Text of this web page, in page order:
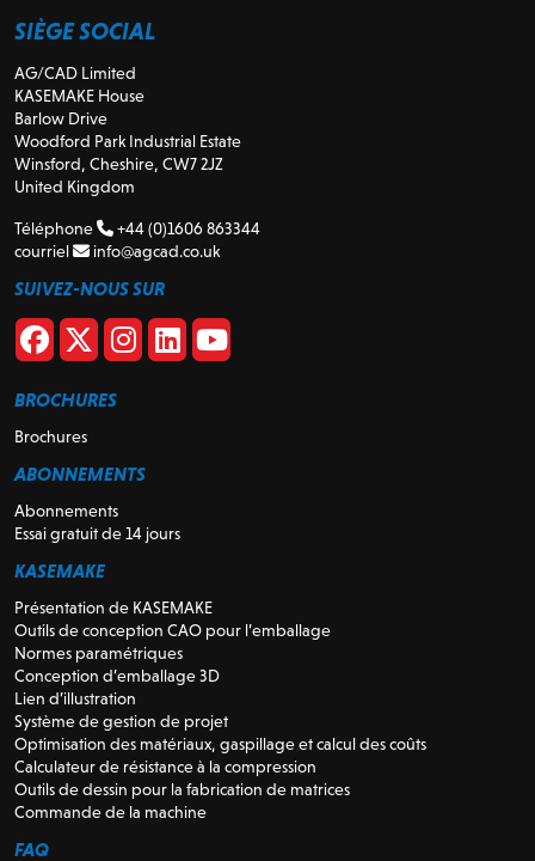
SIÈGE SOCIAL
AG/CAD Limited
KASEMAKE House
Barlow Drive
Woodford Park Industrial Estate
Winsford, Cheshire, CW7 2JZ
United Kingdom
Téléphone
+44 (0)1606 863344
courriel
info@agcad.co.uk
SUIVEZ-NOUS SUR
BROCHURES
Brochures
ABONNEMENTS
Abonnements
Essai gratuit de 14 jours
KASEMAKE
Présentation de KASEMAKE
Outils de conception CAO pour l’emballage
Normes paramétriques
Conception d’emballage 3D
Lien d’illustration
Système de gestion de projet
Optimisation des matériaux, gaspillage et calcul des coûts
Calculateur de résistance à la compression
Outils de dessin pour la fabrication de matrices
Commande de la machine
FAQ